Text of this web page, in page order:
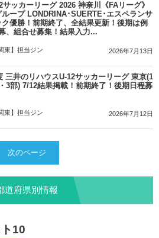
サッカーリーグ 2026 神奈川《FAリーグ》
ープ LONDRINA･SUERTE･エスペランサ
優勝！前期終了、全結果更新！後期は例
、組合せ募集！結果入力...
東】担当ジン 2026年7月13日
三井のリハウスU-12サッカーリーグ 東京(1
3部) 7/12結果掲載！前期終了！後期日程募
東】担当ジン 2026年7月12日
次のページ
道府県別情報
10